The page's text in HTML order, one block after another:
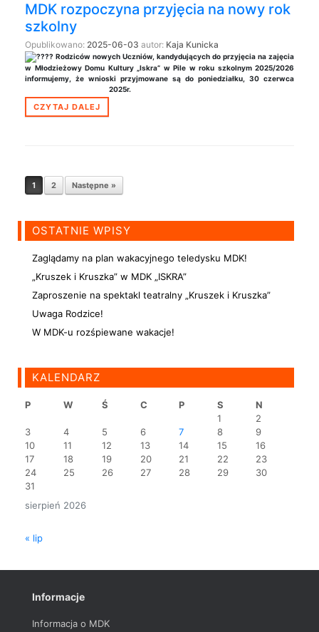
MDK rozpoczyna przyjęcia na nowy rok
szkolny
Opublikowano: 2025-06-03 autor: Kaja Kunicka
Rodziców nowych Uczniów, kandydujących do przyjęcia na zajęcia
w Młodzieżowy Domu Kultury „Iskra” w Pile w roku szkolnym 2025/2026
informujemy, że wnioski przyjmowane są do poniedziałku, 30 czerwca
2025r.
CZYTAJ DALEJ
Nawigacja postów
1 2 Następne »
OSTATNIE WPISY
Zaglądamy na plan wakacyjnego teledysku MDK!
„Kruszek i Kruszka” w MDK „ISKRA”
Zaproszenie na spektakl teatralny „Kruszek i Kruszka”
Uwaga Rodzice!
W MDK-u rozśpiewane wakacje!
KALENDARZ
sierpień 2026
P W Ś C P S
N
1
2
3
4 5 6 7 8
9
10
11 12 13 14 15
16
17
18 19 20 21 22
23
24
25 26 27 28 29
30
31
« lip
Informacje
Informacja o MDK